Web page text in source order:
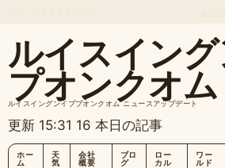
ルイスイン
プオンクオム
ルイスイングンイププオンクオム ニュースアップデート
更新 15:31 16 本日の記事
ホー
ム
天
気
会社
概要
ブロ
グ
ロー
カル
ワー
ルド